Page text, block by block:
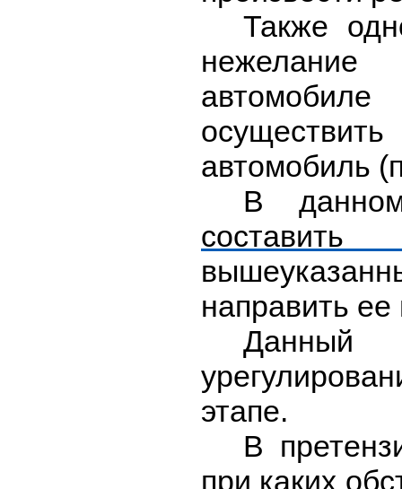
Также
нежелание
автомобиль
В
составить
направить ее
Данный
этапе.
В
при каких